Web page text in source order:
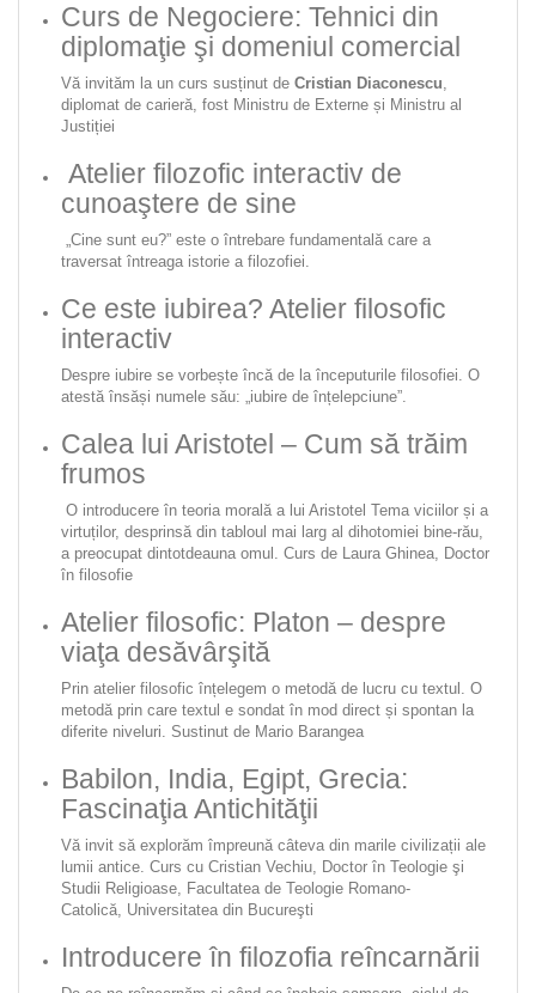
Curs de Negociere: Tehnici din
diplomaţie şi domeniul comercial
Vă invităm la un curs susținut de Cristian Diaconescu,
diplomat de carieră, fost Ministru de Externe și Ministru al
Justiției
Atelier filozofic interactiv de
cunoaştere de sine
„Cine sunt eu?” este o întrebare fundamentală care a
traversat întreaga istorie a filozofiei.
Ce este iubirea? Atelier filosofic
interactiv
Despre iubire se vorbește încă de la începuturile filosofiei. O
atestă însăși numele său: „iubire de înțelepciune”.
Calea lui Aristotel – Cum să trăim
frumos
O introducere în teoria morală a lui Aristotel Tema viciilor și a
virtuților, desprinsă din tabloul mai larg al dihotomiei bine-rău,
a preocupat dintotdeauna omul. Curs de Laura Ghinea, Doctor
în filosofie
Atelier filosofic: Platon – despre
viaţa desăvârşită
Prin atelier filosofic înțelegem o metodă de lucru cu textul. O
metodă prin care textul e sondat în mod direct și spontan la
diferite niveluri. Sustinut de Mario Barangea
Babilon, India, Egipt, Grecia:
Fascinaţia Antichităţii
Vă invit să explorăm împreună câteva din marile civilizații ale
lumii antice. Curs cu Cristian Vechiu, Doctor în Teologie şi
Studii Religioase, Facultatea de Teologie Romano-
Catolică, Universitatea din Bucureşti
Introducere în filozofia reîncarnării